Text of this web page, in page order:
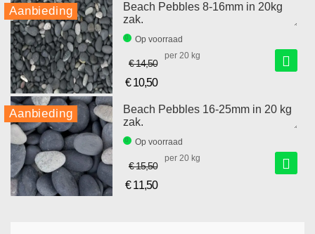
Aanbieding
Beach Pebbles 8-16mm in 20kg
zak.
Op voorraad
€ 14,50
prijs
€ 10,50
per 20 kg
Aanbieding
Beach Pebbles 16-25mm in 20 kg
zak.
Op voorraad
€ 15,50
€ 11,50
per 20 kg